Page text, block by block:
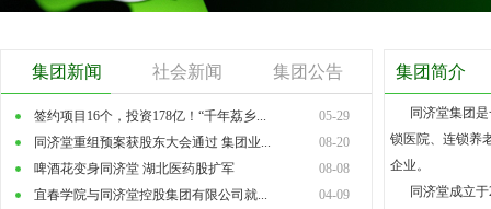
集团新闻 社会新闻 集团公告
签约项目16个，投资178亿！“千年荔乡...
05-29
同济堂重组预案获股东大会通过 集团业...
08-20
啤酒花变身同济堂 湖北医药股扩军
08-08
宜春学院与同济堂控股集团有限公司就...
04-09
集团简介
同济堂集团是
锁医院、连锁养
企业。
同济堂成立于